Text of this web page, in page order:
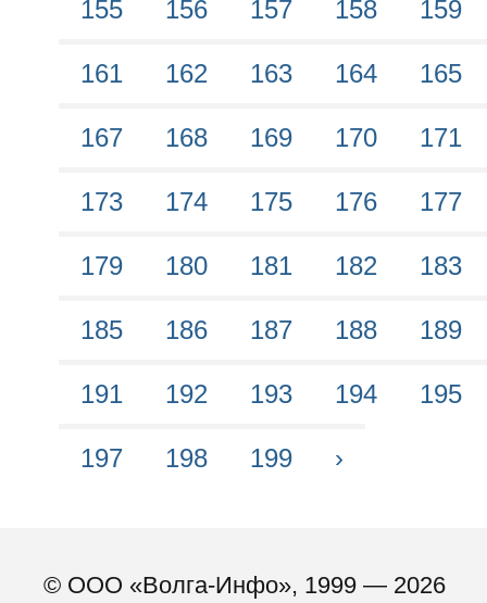
155 156 157 158 159
161 162 163 164 165
167 168 169 170 171
173 174 175 176 177
179 180 181 182 183
185 186 187 188 189
191 192 193 194 195
197 198 199 ›
© ООО «Волга-Инфо», 1999 — 2026